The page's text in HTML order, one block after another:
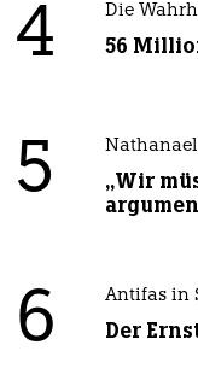
4 Die
56
5
„Wir
6 Antifas in
Der